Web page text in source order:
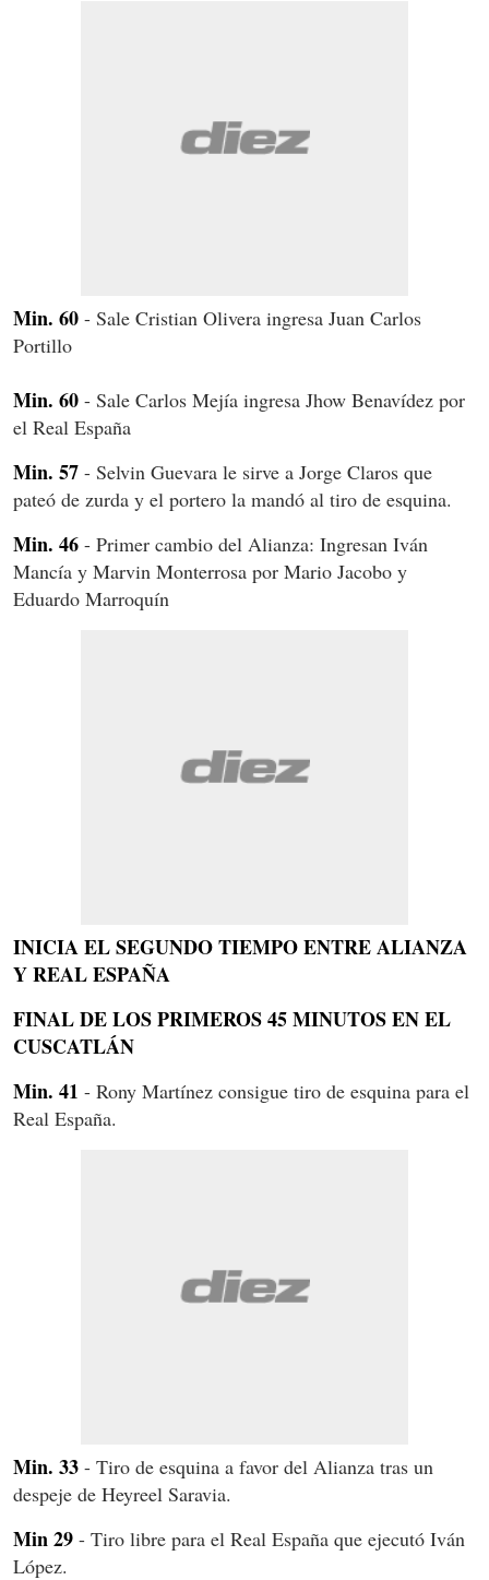
Min. 60 - Sale Cristian Olivera ingresa Juan Carlos
Portillo
Min. 60 - Sale Carlos Mejía ingresa Jhow Benavídez por
el Real España
Min. 57 - Selvin Guevara le sirve a Jorge Claros que
pateó de zurda y el portero la mandó al tiro de esquina.
Min. 46 - Primer cambio del Alianza: Ingresan Iván
Mancía y Marvin Monterrosa por Mario Jacobo y
Eduardo Marroquín
INICIA EL SEGUNDO TIEMPO ENTRE ALIANZA
Y REAL ESPAÑA
FINAL DE LOS PRIMEROS 45 MINUTOS EN EL
CUSCATLÁN
Min. 41 - Rony Martínez consigue tiro de esquina para el
Real España.
Min. 33 - Tiro de esquina a favor del Alianza tras un
despeje de Heyreel Saravia.
Min 29 - Tiro libre para el Real España que ejecutó Iván
López.